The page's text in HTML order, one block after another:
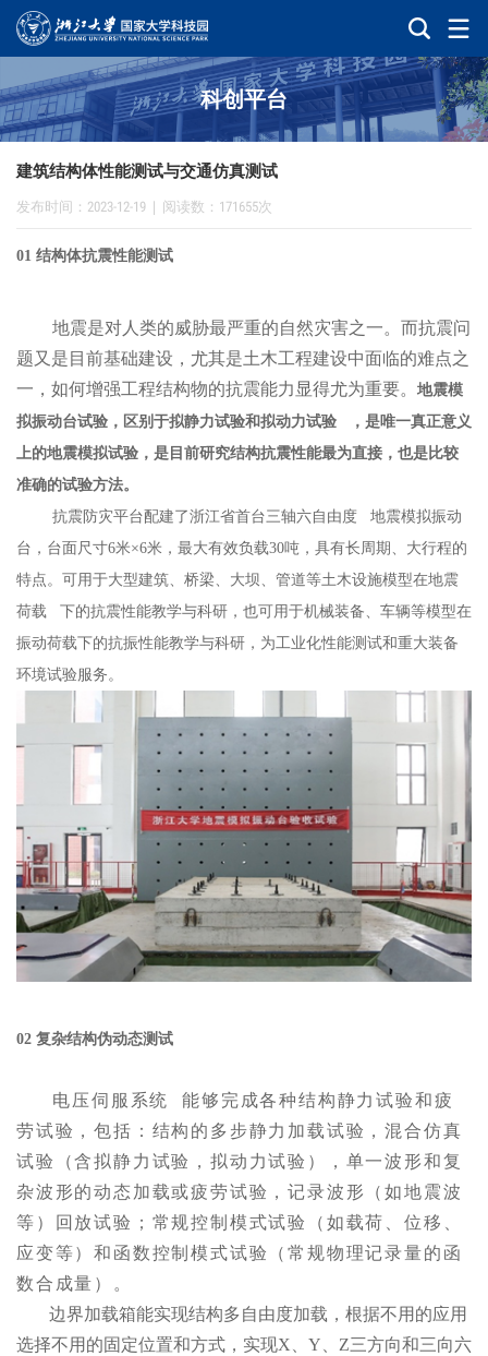
科创平台
建筑结构体性能测试与交通仿真测试
发布时间：2023-12-19 阅读数：171655次
01 结构体抗震性能测试
地震是对人类的威胁最严重的自然灾害之一。而抗震问
题又是目前基础建设，尤其是土木工程建设中面临的难点之
一，如何增强工程结构物的抗震能力显得尤为重要。 地震模
拟振动台试验，区别于拟静力试验和拟动力试验
，是唯一真正意义
上的地震模拟试验，是目前研究结构抗震性能最为直接，也是比较
准确的试验方法。
抗震防灾平台配建了浙江省首台三轴六自由度
地震模拟振动
台，台面尺寸6米×6米，最大有效负载30吨，具有长周期、大行程的
特点。可用于大型建筑、桥梁、大坝、管道等土木设施模型在地震
荷载
下的抗震性能教学与科研，也可用于机械装备、车辆等模型在
振动荷载下的抗振性能教学与科研，为工业化性能测试和重大装备
环境试验服务。
02 复杂结构伪动态测试
电压伺服系统
能够完成各种结构静力试验和疲
劳试验，包括：结构的多步静力加载试验，混合仿真
试验（含拟静力试验，拟动力试验），单一波形和复
杂波形的动态加载或疲劳试验，记录波形（如地震波
等）回放试验；常规控制模式试验（如载荷、位移、
应变等）和函数控制模式试验（常规物理记录量的函
数合成量）。
边界加载箱能实现结构多自由度加载，根据不用的应用
选择不用的固定位置和方式，实现X、Y、Z三方向和三向六